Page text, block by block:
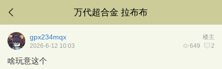
万代超合金 拉布布
楼主
gpx234mqx
649 2
2026-6-12 10:03
啥玩意这个